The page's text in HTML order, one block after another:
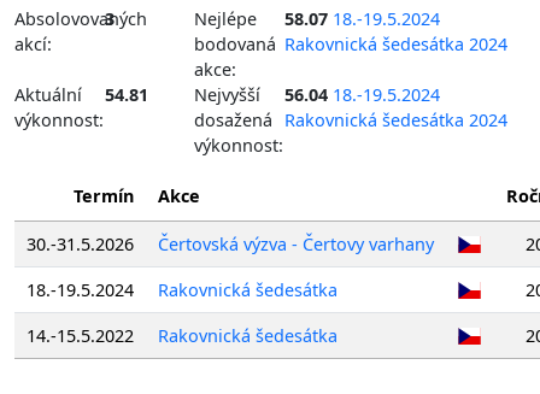
Absolovovaných
akcí:
3
Nejlépe
bodovaná
akce:
58.07 18.-19.5.2024
Rakovnická šedesátka 2024
Aktuální
výkonnost:
54.81
Nejvyšší
dosažená
výkonnost:
56.04 18.-19.5.2024
Rakovnická šedesátka 2024
Termín Akce
30.-31.5.2026 Čertovská výzva - Čertovy varhany
18.-19.5.2024
Rakovnická šedesátka
14.-15.5.2022
Rakovnická šedesátka